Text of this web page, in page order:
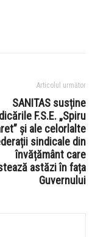
Articolul următor
SANITAS susține
F.S.E. „Spiru
și ale celorlalte
sindicale din
învățământ care
astăzi în fața
Guvernului